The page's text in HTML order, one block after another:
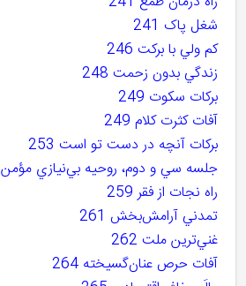
شغل پاک 241
کم ولي با برکت 246
زندگي بدون زحمت 248
برکات سکوت 249
آفات کثرت کلام 249
برکات آنچه در دست تو است 253
جلسه سي و دوم، روحيه بي‌نيازي مؤمن 257
راه نجات از فقر 259
تمدني آرامش‌بخش 261
غني‌ترين ملت 262
آفات حرص عنان‌گسيخته 264